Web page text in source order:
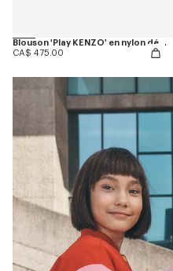
Blouson 'Play KENZO' en nylon déperlant
CA$ 475.00